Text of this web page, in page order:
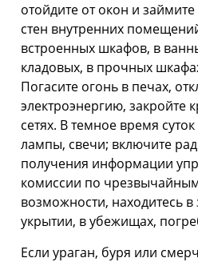
отойдите от окон и
стен внутренних
встроенных шкафов, в
кладовых, в прочных
Погасите огонь в печах,
электроэнергию, закройте
сетях. В темное время
лампы, свечи; включите
получения информации
комиссии по
возможности, находитесь
укрытии, в убежищах,
Если ураган, буря или